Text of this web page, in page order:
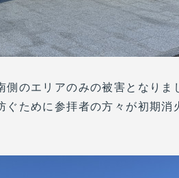
のエリアのみの被害となりま
ために参拝者の方々が初期消